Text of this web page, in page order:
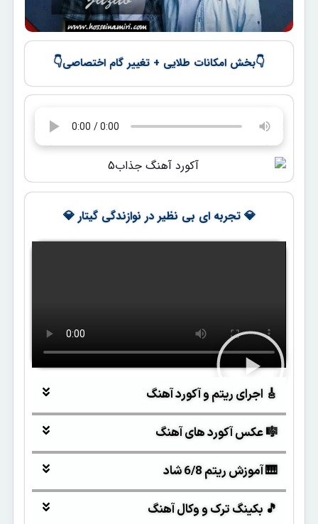
👇بخش امکانات طلایی + تغییر گام اختصاصی👇
💎 تجربه ای بی نظیر در نوازندگی گیتار 💎
🎸 اجرای ریتم و آکورد آهنگ
🎼 عکس آکورد های آهنگ
🎹 آموزش ریتم 6/8 شاد
🎵 بکینگ ترک و وکال آهنگ